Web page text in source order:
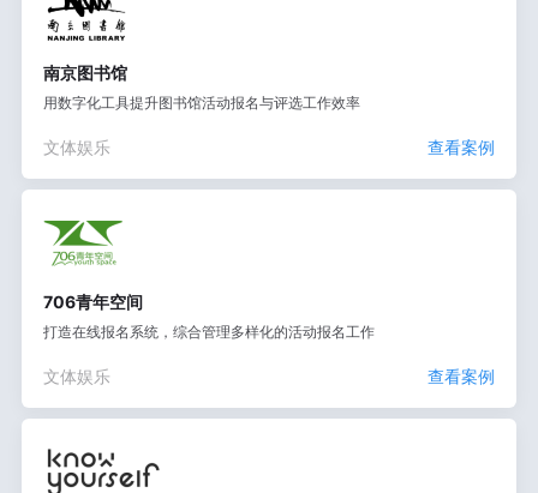
南京图书馆
用数字化工具提升图书馆活动报名与评选工作效率
文体娱乐 查看案例
706青年空间
打造在线报名系统，综合管理多样化的活动报名工作
文体娱乐 查看案例